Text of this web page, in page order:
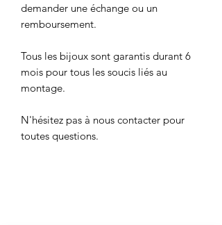
demander une échange ou un
remboursement.
Tous les bijoux sont garantis durant 6
mois pour tous les soucis liés au
montage.
N'hésitez pas à nous contacter pour
toutes questions.